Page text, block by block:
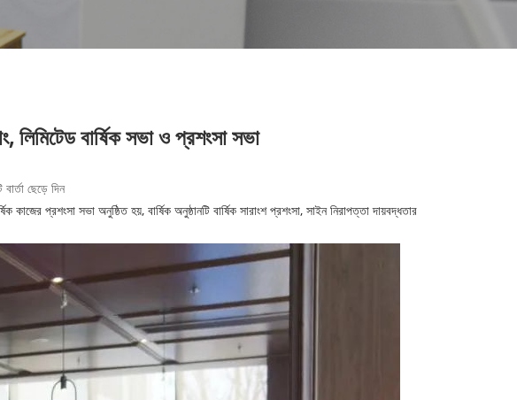
লিমিটেড বার্ষিক সভা ও প্রশংসা সভা
ছেড়ে দিন
প্রশংসা সভা অনুষ্ঠিত হয়, বার্ষিক অনুষ্ঠানটি বার্ষিক সারাংশ প্রশংসা, সাইন নিরাপত্তা দায়বদ্ধতার